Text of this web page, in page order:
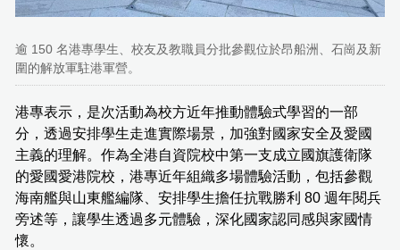
逾 150 名港專學生、校友及教職員分批參觀位於昂船洲、石崗及新
圍的解放軍駐港軍營。
港專表示，是次活動為校方近年推動體驗式學習的一部
分，透過安排學生走進實際場景，加強對國家安全及愛國
主義的理解。作為全港自資院校中第一支成立國旗護衛隊
的愛國愛港院校，港專近年組織多場體驗活動，包括參觀
海南艦與山東艦編隊、安排學生擔任抗戰勝利 80 週年閱兵
旁述等，讓學生透過多元體驗，深化國家認同感與家國情
懷。